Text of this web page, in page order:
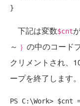
下記は変数$cnt
～ ｝ の中のコード
クリメントされ、
ープを終了します。
PS C:\Work> $cnt